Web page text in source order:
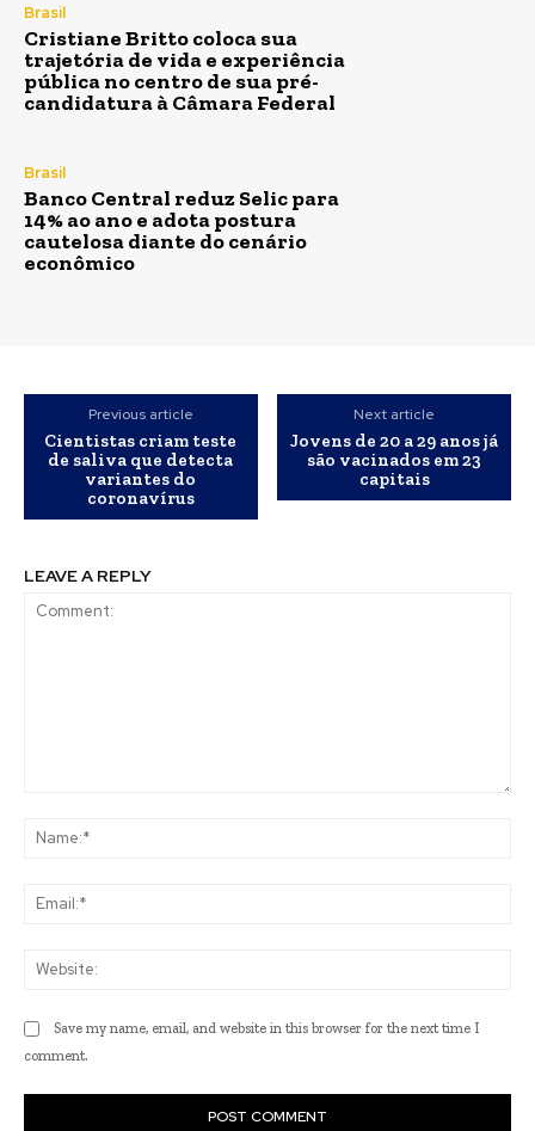
Brasil
Cristiane Britto coloca sua
trajetória de vida e experiência
pública no centro de sua pré-
candidatura à Câmara Federal
Brasil
Banco Central reduz Selic para
14% ao ano e adota postura
cautelosa diante do cenário
econômico
Previous article
Cientistas criam teste
de saliva que detecta
variantes do
coronavírus
Next article
Jovens de 20 a 29 anos já
são vacinados em 23
capitais
LEAVE A REPLY
Save my name, email, and website in this browser for the next time I
comment.